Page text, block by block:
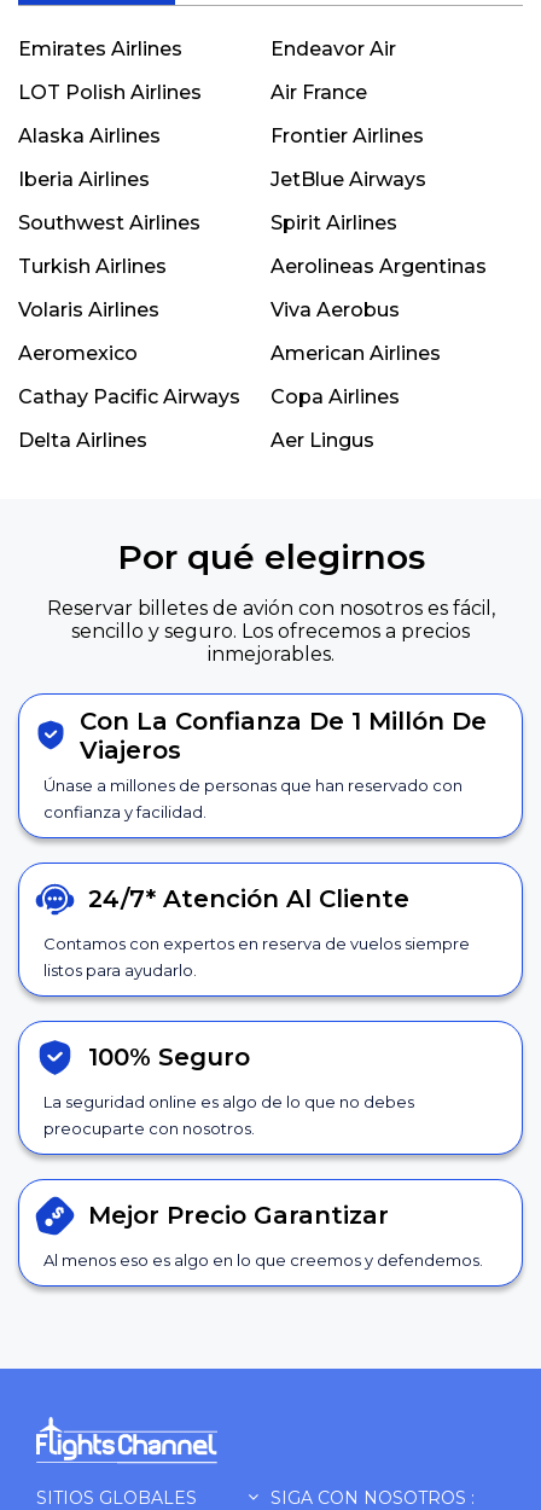
Emirates Airlines
Endeavor Air
LOT Polish Airlines
Air France
Alaska Airlines
Frontier Airlines
Iberia Airlines
JetBlue Airways
Southwest Airlines
Spirit Airlines
Turkish Airlines
Aerolineas Argentinas
Volaris Airlines
Viva Aerobus
Aeromexico
American Airlines
Cathay Pacific Airways
Copa Airlines
Delta Airlines
Aer Lingus
Por qué elegirnos
Reservar billetes de avión con nosotros es fácil,
sencillo y seguro. Los ofrecemos a precios
inmejorables.
Con La Confianza De 1 Millón De
Viajeros
Únase a millones de personas que han reservado con
confianza y facilidad.
24/7* Atención Al Cliente
Contamos con expertos en reserva de vuelos siempre
listos para ayudarlo.
100% Seguro
La seguridad online es algo de lo que no debes
preocuparte con nosotros.
Mejor Precio Garantizar
Al menos eso es algo en lo que creemos y defendemos.
SITIOS GLOBALES SIGA CON NOSOTROS :